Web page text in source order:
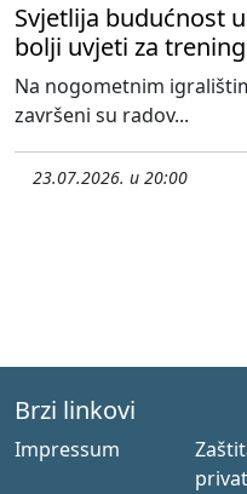
Svjetlija budućnost
bolji uvjeti za
Na nogometnim
završeni su radov...
23.07.2026. u 20:00
Brzi linkovi
Impressum